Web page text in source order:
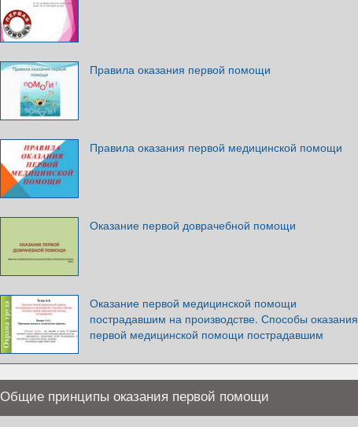
Правила оказания первой помощи
Правила оказания первой медицинской помощи
Оказание первой доврачебной помощи
Оказание первой медицинской помощи
пострадавшим на производстве. Способы оказания
первой медицинской помощи пострадавшим
Общие принципы оказания первой помощи